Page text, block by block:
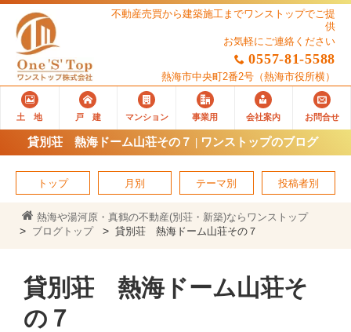
不動産売買から建築施工までワンストップでご提
供
お気軽にご連絡ください
0557-81-5588
熱海市中央町2番2号 （熱海市役所横）
土 地 戸 建 マンション 事業用 会社案内 お問合せ
貸別荘 熱海ドーム山荘その７ | ワンストップのブログ
トップ 月別 テーマ別 投稿者別
熱海や湯河原・真鶴の不動産(別荘・新築)ならワンストップ
ブログトップ
貸別荘 熱海ドーム山荘その７
貸別荘 熱海ドーム山荘そ
の７